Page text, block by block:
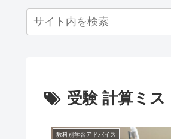
受験 計算ミス
教科別学習アドバイス